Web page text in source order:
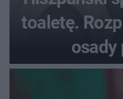
toaletę.
osady